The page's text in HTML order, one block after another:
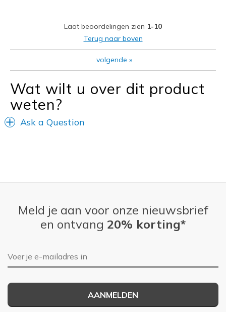
Feels true to width
Sizing
Feels true to size
Laat beoordelingen zien 1-10
Terug naar boven
volgende »
Wat wilt u over dit product
weten?
Ask a Question
Meld je aan voor onze nieuwsbrief
en ontvang 20% korting*
E-mailadres
AANMELDEN